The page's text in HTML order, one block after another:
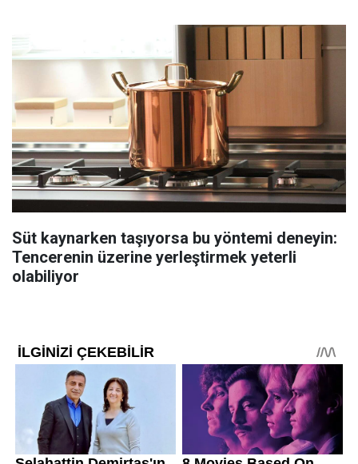
Süt kaynarken taşıyorsa bu yöntemi deneyin:
Tencerenin üzerine yerleştirmek yeterli
olabiliyor